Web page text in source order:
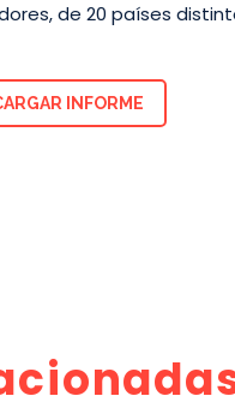
de 20 países
INFORME